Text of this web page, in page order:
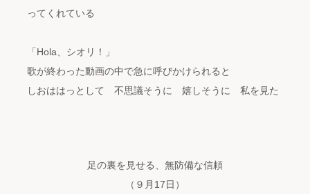
ってくれている
「Hola、シオリ！」
歌が終わった動画の中で急に呼びかけられると
しおははっとして 不思議そうに 嬉しそうに 私を見た
足の裏を見せる、無防備な信頼
（９月17日）